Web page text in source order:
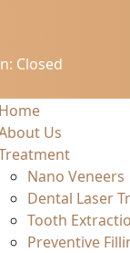
Closed
Home
Us
Nano Veneers
Dental Laser
Tooth
Preventive